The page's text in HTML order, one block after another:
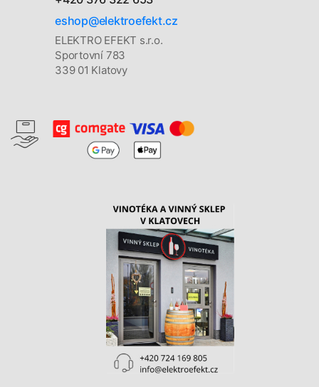
eshop@elektroefekt.cz
ELEKTRO EFEKT s.r.o.
Sportovní 783
339 01 Klatovy